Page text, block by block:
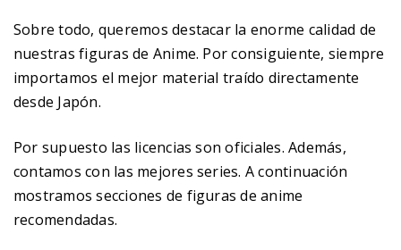
Sobre todo, queremos destacar la enorme calidad de
nuestras figuras de Anime. Por consiguiente, siempre
importamos el mejor material traído directamente
desde Japón.
Por supuesto las licencias son oficiales. Además,
contamos con las mejores series. A continuación
mostramos secciones de figuras de anime
recomendadas.